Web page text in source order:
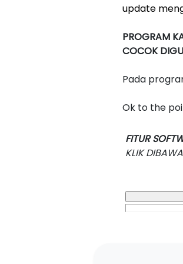
update
PROGRAM
COCOK
Pada
Ok to the
FITUR
KLIK